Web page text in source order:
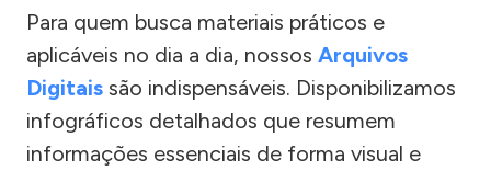
Para quem busca materiais práticos e
aplicáveis no dia a dia, nossos Arquivos
Digitais são indispensáveis. Disponibilizamos
infográficos detalhados que resumem
informações essenciais de forma visual e